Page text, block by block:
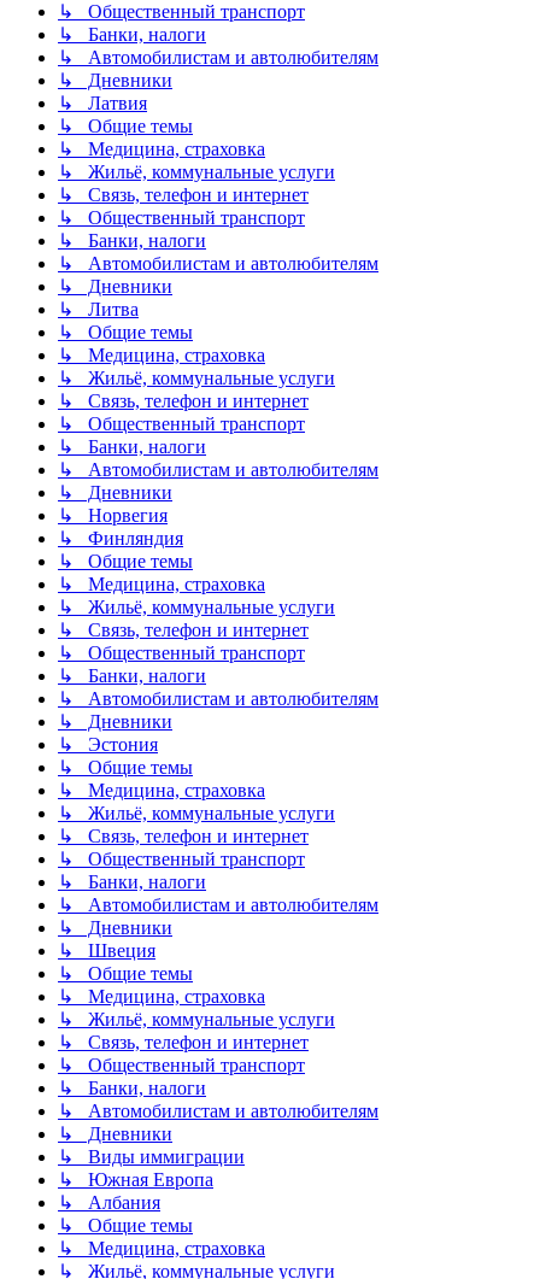
↳ Общественный транспорт
↳ Банки, налоги
↳ Автомобилистам и автолюбителям
↳ Дневники
↳ Латвия
↳ Общие темы
↳ Медицина, страховка
↳ Жильё, коммунальные услуги
↳ Связь, телефон и интернет
↳ Общественный транспорт
↳ Банки, налоги
↳ Автомобилистам и автолюбителям
↳ Дневники
↳ Литва
↳ Общие темы
↳ Медицина, страховка
↳ Жильё, коммунальные услуги
↳ Связь, телефон и интернет
↳ Общественный транспорт
↳ Банки, налоги
↳ Автомобилистам и автолюбителям
↳ Дневники
↳ Норвегия
↳ Финляндия
↳ Общие темы
↳ Медицина, страховка
↳ Жильё, коммунальные услуги
↳ Связь, телефон и интернет
↳ Общественный транспорт
↳ Банки, налоги
↳ Автомобилистам и автолюбителям
↳ Дневники
↳ Эстония
↳ Общие темы
↳ Медицина, страховка
↳ Жильё, коммунальные услуги
↳ Связь, телефон и интернет
↳ Общественный транспорт
↳ Банки, налоги
↳ Автомобилистам и автолюбителям
↳ Дневники
↳ Швеция
↳ Общие темы
↳ Медицина, страховка
↳ Жильё, коммунальные услуги
↳ Связь, телефон и интернет
↳ Общественный транспорт
↳ Банки, налоги
↳ Автомобилистам и автолюбителям
↳ Дневники
↳ Виды иммиграции
↳ Южная Европа
↳ Албания
↳ Общие темы
↳ Медицина, страховка
↳ Жильё, коммунальные услуги